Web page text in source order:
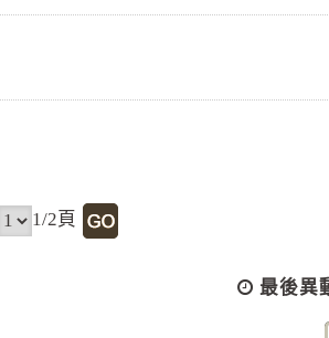
1/2頁
最後異